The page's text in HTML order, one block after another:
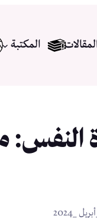
المكتبة